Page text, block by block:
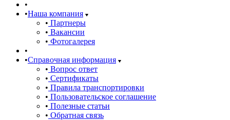
Наша компания
Партнеры
Вакансии
Фотогалерея
Справочная информация
Вопрос ответ
Сертификаты
Правила транспортировки
Пользовательское соглашение
Полезные статьи
Обратная связь